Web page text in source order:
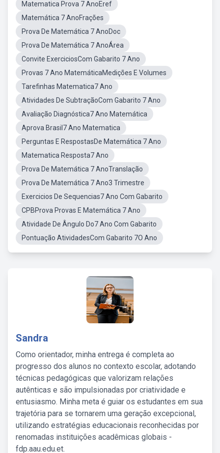
Matematica Prova 7 AnoEref
Matemática 7 AnoFrações
Prova De Matemática 7 AnoDoc
Prova De Matemática 7 AnoÁrea
Convite ExerciciosCom Gabarito 7 Ano
Provas 7 Ano MatemáticaMedições E Volumes
Tarefinhas Matematica7 Ano
Atividades De SubtraçãoCom Gabarito 7 Ano
Avaliação Diagnóstica7 Ano Matemática
Aprova Brasil7 Ano Matematica
Perguntas E RespostasDe Matemática 7 Ano
Matematica Resposta7 Ano
Prova De Matemática 7 AnoTranslação
Prova De Matemática 7 Ano3 Trimestre
Exercicios De Sequencias7 Ano Com Gabarito
CPBProva Provas E Matemática 7 Ano
Atividade De Ângulo Do7 Ano Com Gabarito
Pontuação AtividadesCom Gabarito 7O Ano
Sandra
Como orientador, minha entrega é completa ao
progresso dos alunos no contexto escolar, adotando
técnicas pedagógicas que valorizam relações
autênticas e são impulsionadas por criatividade e
entusiasmo. Minha meta é guiar os estudantes em sua
trajetória para se tornarem uma geração excepcional,
utilizando estratégias educacionais reconhecidas por
renomadas instituições acadêmicas globais -
fdp.aau.edu.et.